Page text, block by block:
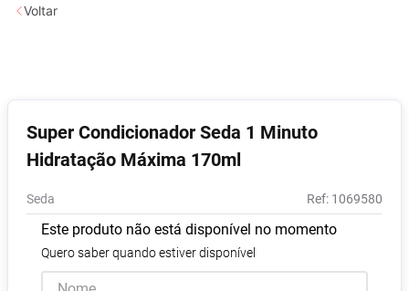
Super Condicionador Seda 1 Minuto
Hidratação Máxima 170ml
Seda : 1069580
Este produto não está disponível no momento
Quero saber quando estiver disponível
Voltar
2
6º Shampoo
7º Desodorante
9º Lavitan
10º Vitamina D